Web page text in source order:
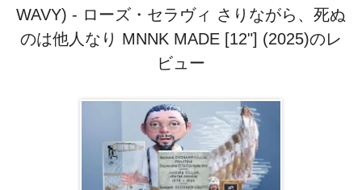
WAVY) - ローズ・セラヴィ さりながら、死ぬ
のは他人なり MNNK MADE [12"] (2025)のレ
ビュー